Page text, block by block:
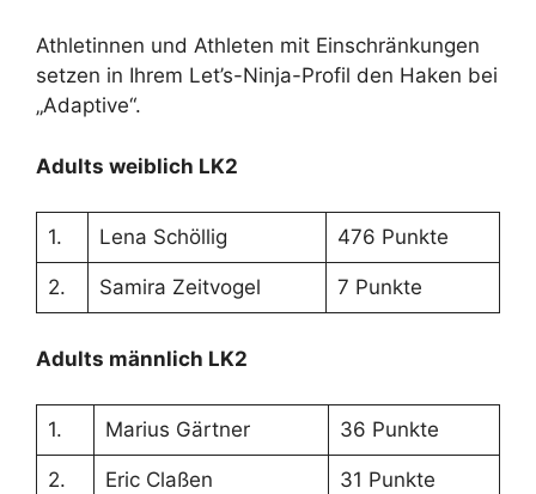
Athletinnen und Athleten mit Einschränkungen
setzen in Ihrem Let’s-Ninja-Profil den Haken bei
„Adaptive“.
Adults weiblich LK2
1. Lena Schöllig 476 Punkte
2. Samira Zeitvogel 7 Punkte
Adults männlich LK2
1. Marius Gärtner 36 Punkte
2. Eric Claßen 31 Punkte